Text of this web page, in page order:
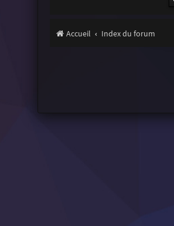
Accueil Index du forum